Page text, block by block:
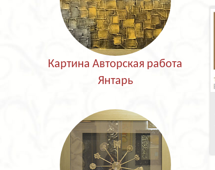
Картина Авторская работа
Янтарь